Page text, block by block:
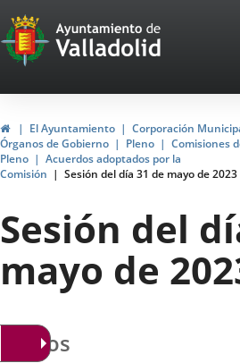
Portal
Web
del
Ayuntamiento
de
Valladolid
InicioEl Ayuntamiento
Corporación
Órganos de Gobierno
Pleno
Comisiones
Pleno
Acuerdos adoptados por la
Comisión
Sesión del día 31 de mayo de 2023
Sesión del
mayo de